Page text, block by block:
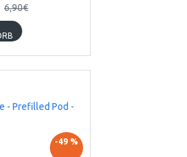
6,90€
-49 %